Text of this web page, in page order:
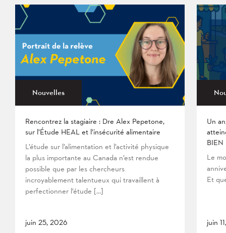
Nouvelles
Rencontrez la stagiaire : Dre Alex Pepetone,
sur l’Étude HEAL et l’insécurité alimentaire
L’étude sur l’alimentation et l’activité physique
la plus importante au Canada n’est rendue
possible que par les chercheurs
incroyablement talentueux qui travaillent à
perfectionner l’étude […]
juin 25, 2026
Un
BIEN
Le
Et
juin